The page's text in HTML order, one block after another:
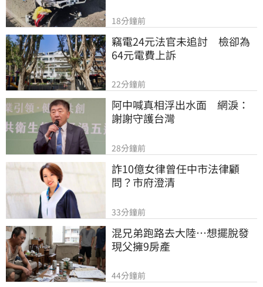
18分鐘前
竊電24元法官未追討　檢卻為
64元電費上訴
22分鐘前
阿中喊真相浮出水面　網淚：
謝謝守護台灣
28分鐘前
詐10億女律曾任中市法律顧
問？市府澄清
33分鐘前
混兄弟跑路去大陸…想擺脫發
現父擁9房產
44分鐘前